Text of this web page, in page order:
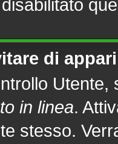
di
Utente,
in linea.
stesso.